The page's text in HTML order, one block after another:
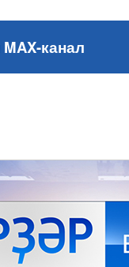
MAX-канал